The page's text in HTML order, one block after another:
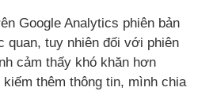
Google Analytics phiên bản
quan, tuy nhiên đối với phiên
cảm thấy khó khăn hơn
thêm thông tin, mình chia